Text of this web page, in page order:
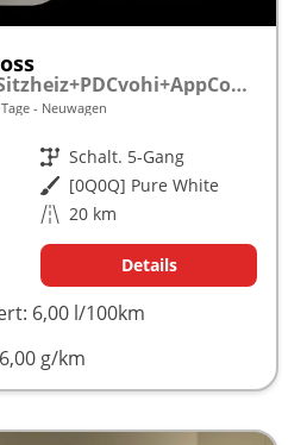
95PS Climatronic+Sitzheiz+PDCvohi+AppConnect+Side+TravelAssist+ACC
Neuwagen
Getriebe Schalt. 5-Gang
Außenfarbe [0Q0Q] Pure White
Kilometerstand 20 km
Details
6,00 l/100km
g/km